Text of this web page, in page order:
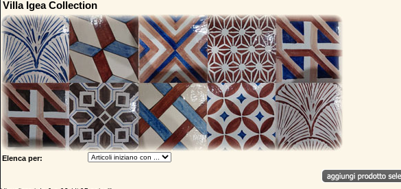
Villa Igea Collection
Elenca per: